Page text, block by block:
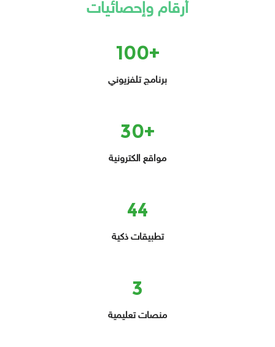
أرقام وإحصائيات
+100
برنامج تلفزيوني
+30
مواقع الكترونية
44
تطبيقات ذكية
3
منصات تعليمية